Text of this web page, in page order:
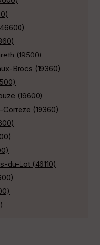
(19500)
Brocs (19360)
(19600)
Corrèze (19360)
du-Lot (46110)